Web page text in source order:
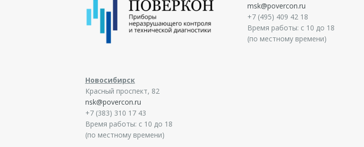
msk@povercon.ru
+7 (495) 409 42 18
Время работы: с 10 до 18
(по местному времени)
Новосибирск
Красный проспект, 82
nsk@povercon.ru
+7 (383) 310 17 43
Время работы: с 10 до 18
(по местному времени)